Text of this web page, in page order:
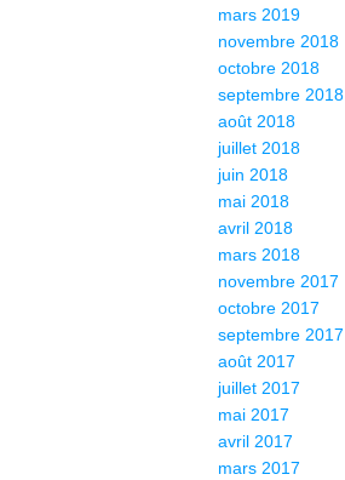
mars 2019
novembre 2018
octobre 2018
septembre 2018
août 2018
juillet 2018
juin 2018
mai 2018
avril 2018
mars 2018
novembre 2017
octobre 2017
septembre 2017
août 2017
juillet 2017
mai 2017
avril 2017
mars 2017